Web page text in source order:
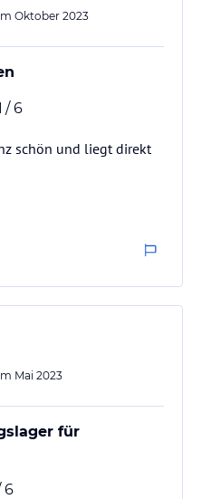
Oktober 2023
/ 6
schön und liegt direkt
Mai 2023
für
6